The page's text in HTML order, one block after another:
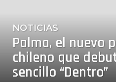
5
a
o
s
NOTICIAS
Palma, el nuevo
chileno que
sencillo “Dentro”